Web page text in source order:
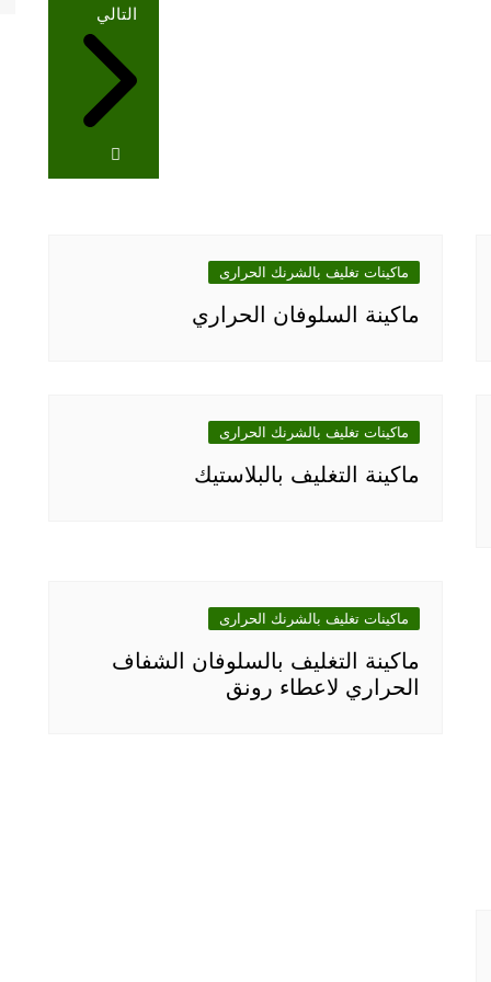
التالي
ماكينات تغليف بالشرنك الحرارى
ماكينة السلوفان الحراري
ماكينات تغليف بالشرنك الحرارى
ماكينة التغليف بالبلاستيك
ماكينات تغليف بالشرنك الحرارى
ماكينة التغليف بالسلوفان الشفاف
الحراري لاعطاء رونق